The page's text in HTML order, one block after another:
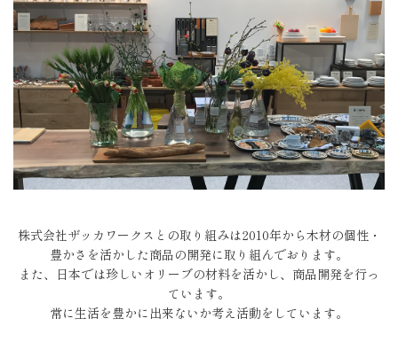
株式会社ザッカワークスとの取り組みは2010年から木材の個性・
豊かさを活かした商品の開発に取り組んでおります。
また、日本では珍しいオリーブの材料を活かし、商品開発を行っ
ています。
常に生活を豊かに出来ないか考え活動をしています。